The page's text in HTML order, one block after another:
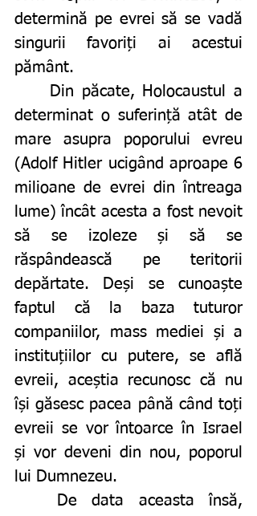
determină pe evrei să se vadă
singurii favoriți ai acestui
pământ.
determinat o suferință atât de
mare asupra poporului evreu
(Adolf Hitler ucigând aproape 6
milioane de evrei din întreaga
lume) încât acesta a fost nevoit
să se izoleze și să se
răspândească pe teritorii
depărtate. Deși se cunoaște
faptul că la baza tuturor
companiilor, mass mediei și a
instituțiilor cu putere, se află
evreii, aceștia recunosc că nu
își găsesc pacea până când toți
evreii se vor întoarce în Israel
și vor deveni din nou, poporul
lui Dumnezeu.